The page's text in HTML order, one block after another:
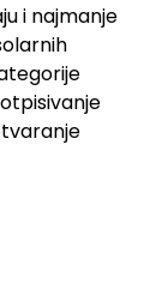
i najmanje